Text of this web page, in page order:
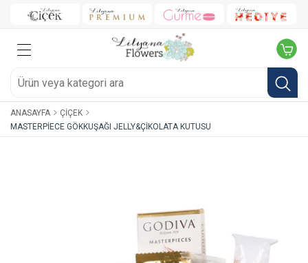
ANASAYFA
ÇIÇEK
MASTERPIECE GÖKKUŞAĞI JELLY&ÇIKOLATA KUTUSU